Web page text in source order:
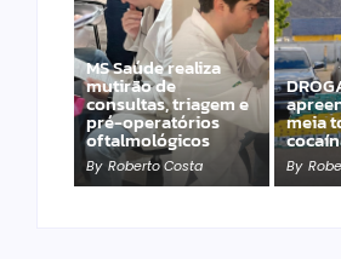
MS Saúde realiza
mutirão de
consultas, triagem e
pré-operatórios
oftalmológicos
By Roberto Costa
meia
By
PRF apreende 20
pistolas e 40
carregadores na BR-
060
By Roberto Costa